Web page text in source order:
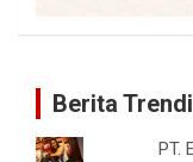
Berita
PT.